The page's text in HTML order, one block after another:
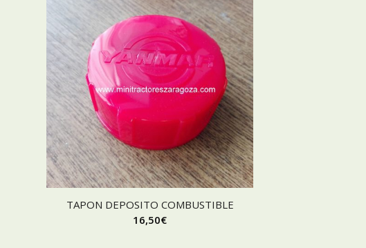
TAPON DEPOSITO COMBUSTIBLE
16,50€